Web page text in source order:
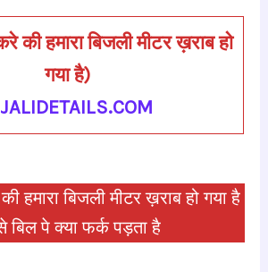
की हमारा बिजली मीटर ख़राब हो
गया है)
हमारा बिजली मीटर ख़राब हो गया है
बिल पे क्या फर्क पड़ता है